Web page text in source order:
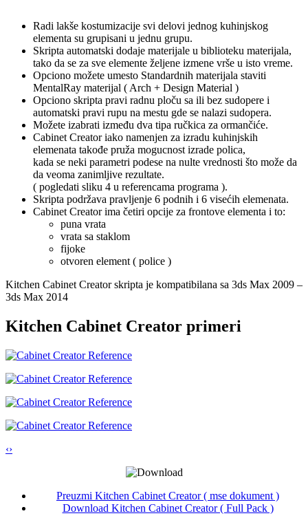
Radi lakše kostumizacije svi delovi jednog kuhinjskog
elementa su grupisani u jednu grupu.
Skripta automatski dodaje materijale u biblioteku materijala,
tako da se za sve elemente željene izmene vrše u isto vreme.
Opciono možete umesto Standardnih materijala staviti
MentalRay materijal ( Arch + Design Material )
Opciono skripta pravi radnu ploču sa ili bez sudopere i
automatski pravi rupu na mestu gde se nalazi sudopera.
Možete izabrati između dva tipa ručkica za ormančiće.
Cabinet Creator iako namenjen za izradu kuhinjskih
elemenata takođe pruža mogucnost izrade polica,
kada se neki parametri podese na nulte vrednosti što može da
da veoma zanimljive rezultate.
( pogledati sliku 4 u referencama programa ).
Skripta podržava pravljenje 6 podnih i 6 visećih elemenata.
Cabinet Creator ima četiri opcije za frontove elementa i to:
puna vrata
vrata sa staklom
fijoke
otvoren element ( police )
Kitchen Cabinet Creator skripta je kompatibilana sa 3ds Max 2009 –
3ds Max 2014
Kitchen Cabinet Creator primeri
‹›
Preuzmi Kitchen Cabinet Creator ( mse dokument )
Download Kitchen Cabinet Creator ( Full Pack )